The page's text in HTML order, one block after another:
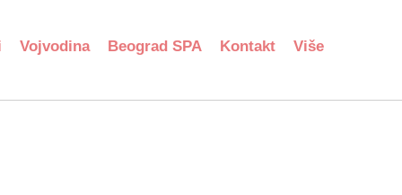
Vojvodina Beograd SPA Kontakt Više